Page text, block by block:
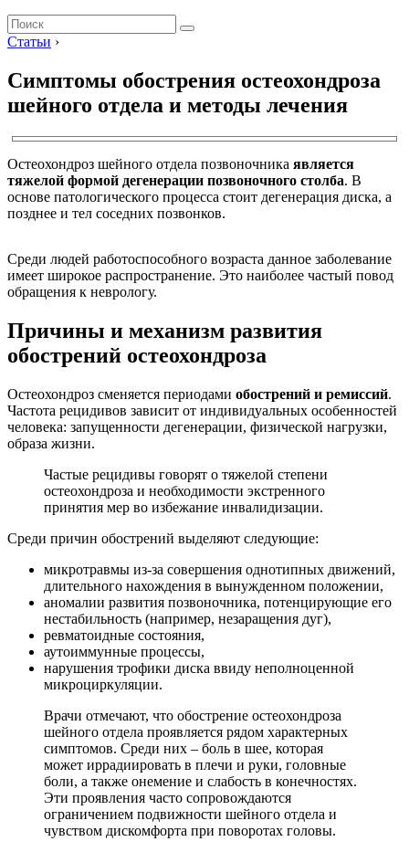
Статьи ›
Симптомы обострения остеохондроза
шейного отдела и методы лечения
Остеохондроз шейного отдела позвоночника является
тяжелой формой дегенерации позвоночного столба. В
основе патологического процесса стоит дегенерация диска, а
позднее и тел соседних позвонков.
Среди людей работоспособного возраста данное заболевание
имеет широкое распространение. Это наиболее частый повод
обращения к неврологу.
Причины и механизм развития
обострений остеохондроза
Остеохондроз сменяется периодами обострений и ремиссий.
Частота рецидивов зависит от индивидуальных особенностей
человека: запущенности дегенерации, физической нагрузки,
образа жизни.
Частые рецидивы говорят о тяжелой степени
остеохондроза и необходимости экстренного
принятия мер во избежание инвалидизации.
Среди причин обострений выделяют следующие:
микротравмы из-за совершения однотипных движений,
длительного нахождения в вынужденном положении,
аномалии развития позвоночника, потенцирующие его
нестабильность (например, незаращения дуг),
ревматоидные состояния,
аутоиммунные процессы,
нарушения трофики диска ввиду неполноценной
микроциркуляции.
Врачи отмечают, что обострение остеохондроза
шейного отдела проявляется рядом характерных
симптомов. Среди них – боль в шее, которая
может иррадиировать в плечи и руки, головные
боли, а также онемение и слабость в конечностях.
Эти проявления часто сопровождаются
ограничением подвижности шейного отдела и
чувством дискомфорта при поворотах головы.